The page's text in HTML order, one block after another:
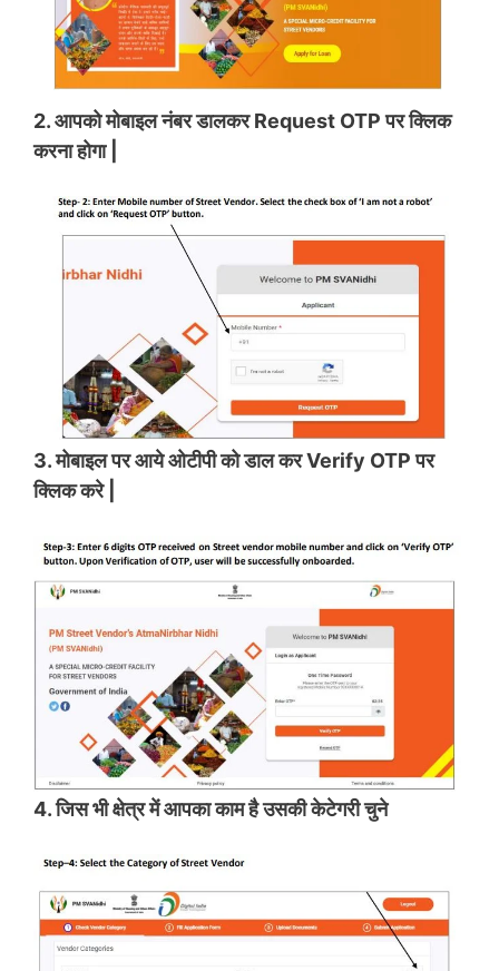
2. आपको मोबाइल नंबर डालकर Request OTP पर क्लिक
करना होगा |
3. मोबाइल पर आये ओटीपी को डाल कर Verify OTP पर
क्लिक करे |
4. जिस भी क्षेत्र में आपका काम है उसकी केटेगरी चुने